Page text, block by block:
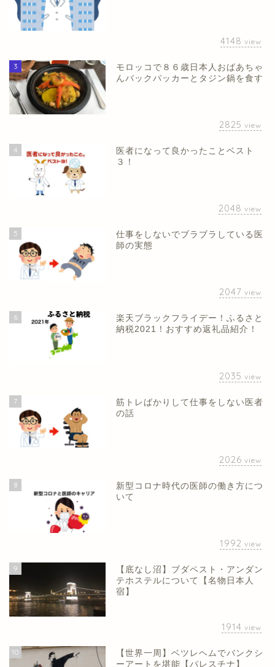
4148 view
3
モロッコで８６歳日本人おばあちゃ
んバックパッカーとタジン鍋を食す
2825 view
4
医者になって良かったことベスト
３！
2048 view
5
仕事をしないでブラブラしている医
師の実態
2047 view
6
楽天ブラックフライデー！ふるさと
納税2021！おすすめ返礼品紹介！
2035 view
7
筋トレばかりして仕事をしない医者
の話
2026 view
8
新型コロナ時代の医師の働き方につ
いて
1992 view
9
【底なし沼】ブダペスト・アンダン
テホステルについて【名物日本人
宿】
1914 view
10
【世界一周】ベツレヘムでバンクシ
ーアートを堪能【パレスチナ】